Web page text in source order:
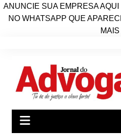
ANUNCIE SUA EMPRESA
NO WHATSAPP QUE
MAIS
conteúdo